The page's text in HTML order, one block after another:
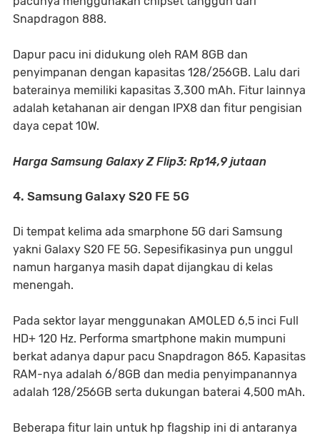
Snapdragon 888.
Dapur pacu ini didukung oleh RAM 8GB dan
penyimpanan dengan kapasitas 128/256GB. Lalu dari
baterainya memiliki kapasitas 3,300 mAh. Fitur lainnya
adalah ketahanan air dengan IPX8 dan fitur pengisian
daya cepat 10W.
Harga Samsung Galaxy Z Flip3: Rp14,9 jutaan
4. Samsung Galaxy S20 FE 5G
Di tempat kelima ada smarphone 5G dari Samsung
yakni Galaxy S20 FE 5G. Sepesifikasinya pun unggul
namun harganya masih dapat dijangkau di kelas
menengah.
Pada sektor layar menggunakan AMOLED 6,5 inci Full
HD+ 120 Hz. Performa smartphone makin mumpuni
berkat adanya dapur pacu Snapdragon 865. Kapasitas
RAM-nya adalah 6/8GB dan media penyimpanannya
adalah 128/256GB serta dukungan baterai 4,500 mAh.
Beberapa fitur lain untuk hp flagship ini di antaranya